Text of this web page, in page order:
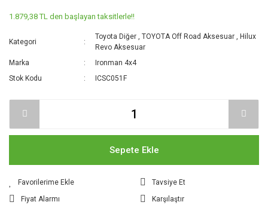
1.879,38 TL den başlayan taksitlerle!!
Kategori
Toyota Diğer ,TOYOTA Off Road Aksesuar ,Hilux
Revo Aksesuar
Marka
Ironman 4x4
Stok Kodu
ICSC051F
Sepete Ekle
Tavsiye Et
Fiyat Alarmı
Karşılaştır